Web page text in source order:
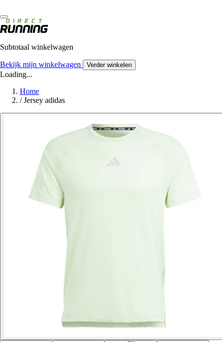
Subtotaal winkelwagen
Bekijk mijn winkelwagen Verder winkelen
Loading...
Home
/ Jersey adidas